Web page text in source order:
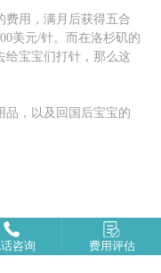
费用，满月后获得五合
美元/针。而在洛杉矶的
给宝宝们打针，那么这
品，以及回国后宝宝的
咨询 费用评估